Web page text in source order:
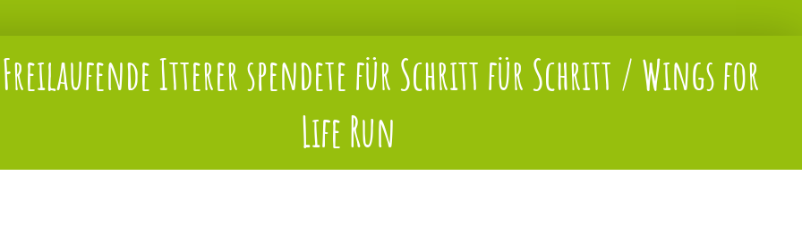
Freilaufende Itterer spendete für Schritt für Schritt / Wings for
Life Run